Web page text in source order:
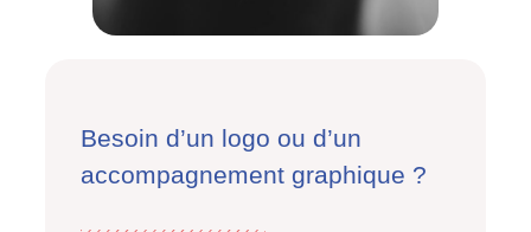
Besoin d’un logo ou d’un
accompagnement graphique ?